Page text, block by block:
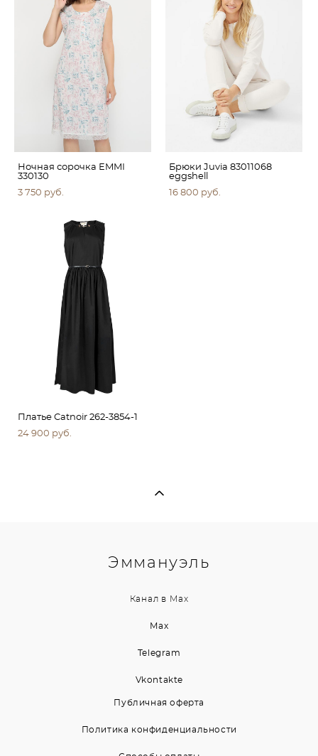
Ночная сорочка EMMI
330130
3 750 pуб.
Брюки Juvia 83011068
eggshell
16 800 pуб.
Платье Catnoir 262-3854-1
24 900 pуб.
Эммануэль
Канал в Max
Max
Telegram
Vkontakte
Публичная оферта
Политика конфиденциальности